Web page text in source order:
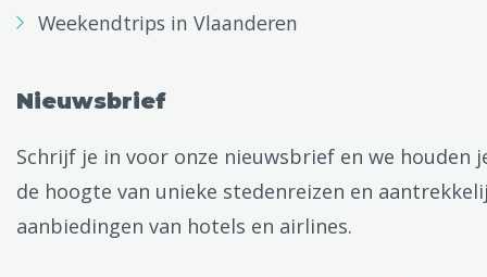
Weekendtrips in Vlaanderen
Nieuwsbrief
Schrijf je in voor onze nieuwsbrief en we houden
de hoogte van unieke stedenreizen en
aanbiedingen van hotels en airlines.